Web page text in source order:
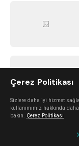
Çerez Politikası
Sizlere daha iyi hizmet
kullanımımız hakkında
bakın. Çerez Politikası